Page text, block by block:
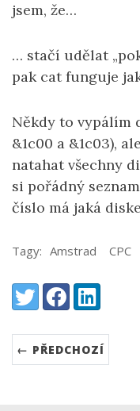
jsem, že…
… stačí udělat
pak cat funguje
Někdy to vypálím
&1c00 a &1c03),
natahat všechny
si pořádný
číslo má jaká
Tagy: Amstrad CPC
Share:
TwitterFacebookLinkedIn
← PŘEDCHOZÍ